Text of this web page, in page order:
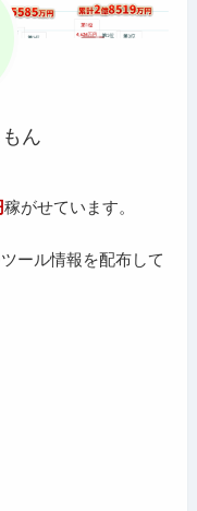
ん
稼がせています。
ール情報を配布して